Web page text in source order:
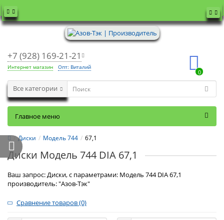
+7 (928) 169-21-21
Интернет магазин Опт: Виталий
0
Все категории
Главное меню
Диски Модель 744 67,1
Диски Модель 744 DIA 67,1
Ваш запрос: Диски, с параметрами: Модель 744 DIA 67,1
производитель: "Азов-Тэк"
Сравнение товаров (0)